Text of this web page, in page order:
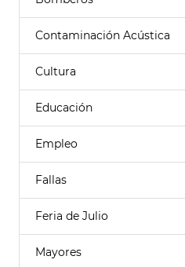
Contaminación Acústica
Cultura
Educación
Empleo
Fallas
Feria de Julio
Mayores